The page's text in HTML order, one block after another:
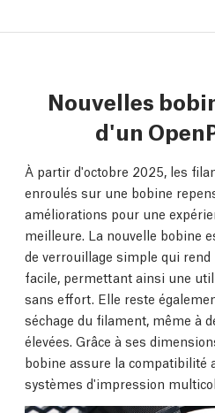
Nouvelles
d'un
À partir d'octobre 2025, les
enroulés sur une bobine
améliorations pour une
meilleure. La nouvelle bobine
de verrouillage simple qui
facile, permettant ainsi une
sans effort. Elle reste
séchage du filament, même à
élevées. Grâce à ses
bobine assure la compatibilité
systèmes d'impression